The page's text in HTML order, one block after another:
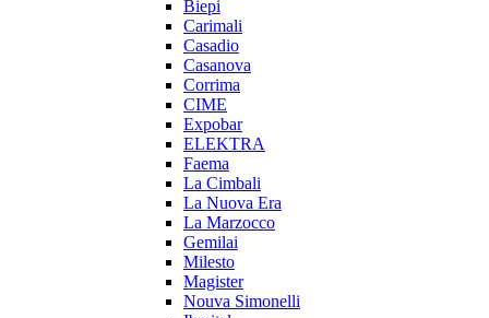
Biepi
Carimali
Casadio
Casanova
Corrima
CIME
Expobar
ELEKTRA
Faema
La Cimbali
La Nuova Era
La Marzocco
Gemilai
Milesto
Magister
Nouva Simonelli